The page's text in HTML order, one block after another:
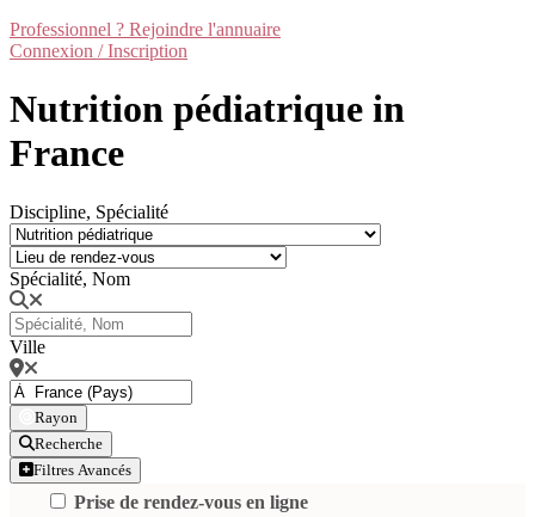
Professionnel ? Rejoindre l'annuaire
Connexion / Inscription
Nutrition pédiatrique in
France
Discipline, Spécialité
Spécialité, Nom
Ville
Rayon
Recherche
Filtres Avancés
Prise de rendez-vous en ligne